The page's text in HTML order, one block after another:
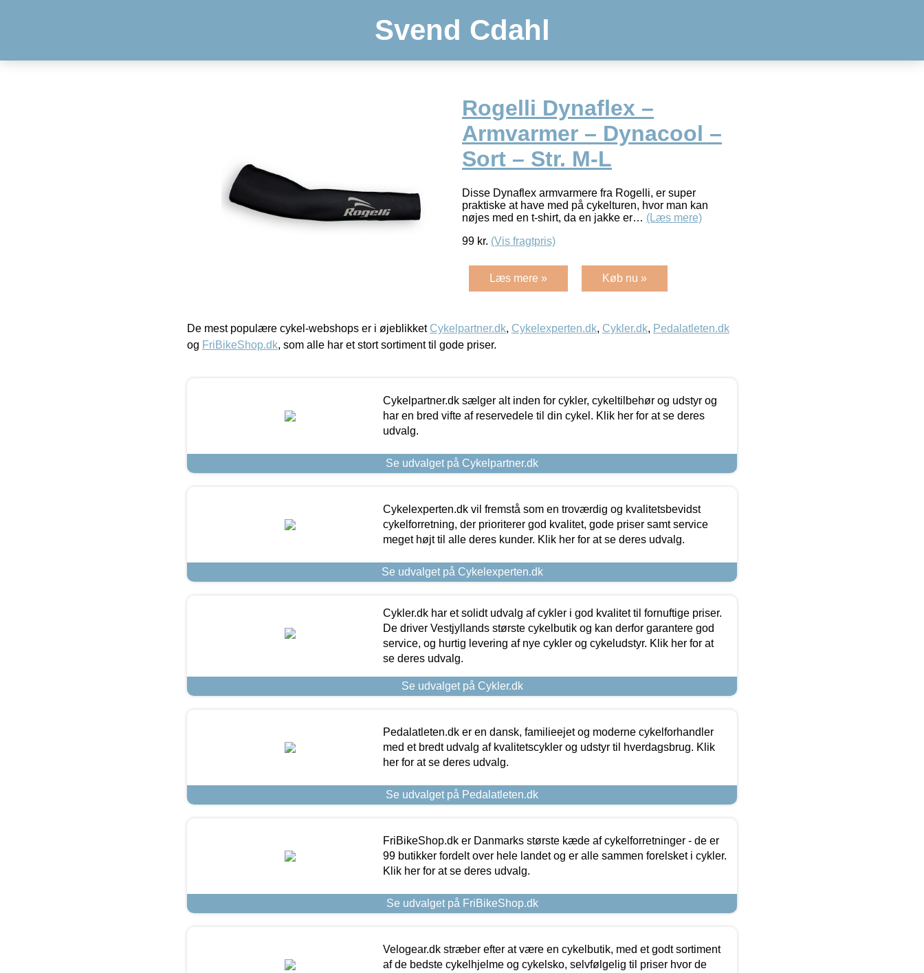
Svend Cdahl
Rogelli Dynaflex –
Armvarmer – Dynacool –
Sort – Str. M-L
Disse Dynaflex armvarmere fra Rogelli, er super
praktiske at have med på cykelturen, hvor man kan
nøjes med en t-shirt, da en jakke er… (Læs mere)
99 kr. (Vis fragtpris)
Læs mere » Køb nu »
De mest populære cykel-webshops er i øjeblikket Cykelpartner.dk, Cykelexperten.dk, Cykler.dk, Pedalatleten.dk
og FriBikeShop.dk, som alle har et stort sortiment til gode priser.
Cykelpartner.dk sælger alt inden for cykler, cykeltilbehør og udstyr og
har en bred vifte af reservedele til din cykel. Klik her for at se deres
udvalg.
Se udvalget på Cykelpartner.dk
Cykelexperten.dk vil fremstå som en troværdig og kvalitetsbevidst
cykelforretning, der prioriterer god kvalitet, gode priser samt service
meget højt til alle deres kunder. Klik her for at se deres udvalg.
Se udvalget på Cykelexperten.dk
Cykler.dk har et solidt udvalg af cykler i god kvalitet til fornuftige priser.
De driver Vestjyllands største cykelbutik og kan derfor garantere god
service, og hurtig levering af nye cykler og cykeludstyr. Klik her for at
se deres udvalg.
Se udvalget på Cykler.dk
Pedalatleten.dk er en dansk, familieejet og moderne cykelforhandler
med et bredt udvalg af kvalitetscykler og udstyr til hverdagsbrug. Klik
her for at se deres udvalg.
Se udvalget på Pedalatleten.dk
FriBikeShop.dk er Danmarks største kæde af cykelforretninger - de er
99 butikker fordelt over hele landet og er alle sammen forelsket i cykler.
Klik her for at se deres udvalg.
Se udvalget på FriBikeShop.dk
Velogear.dk stræber efter at være en cykelbutik, med et godt sortiment
af de bedste cykelhjelme og cykelsko, selvfølgelig til priser hvor de